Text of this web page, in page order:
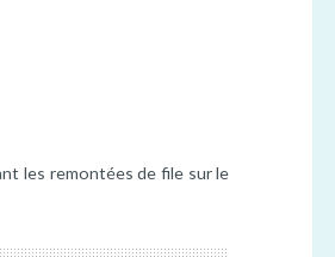
les remontées de file sur le